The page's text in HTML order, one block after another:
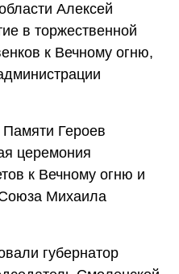
Алексей
в торжественной
к Вечному огню,
Героев
церемония
к Вечному огню и
Союза Михаила
губернатор